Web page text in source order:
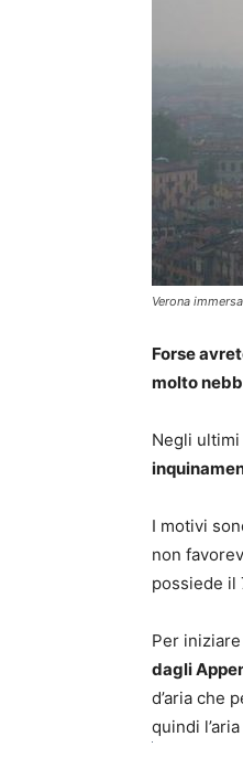
Verona
Forse
molto
Negli ultimi
I motivi
non
possiede il
Per
dagli
d’aria che
quindi